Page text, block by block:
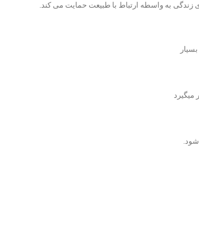
زندگی به واسطه ارتباط با طبیعت حمایت می کند.
میگیرد